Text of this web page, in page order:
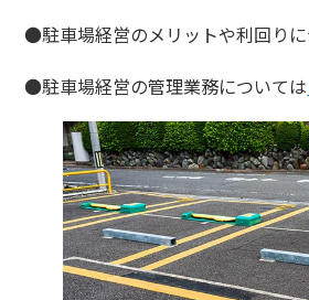
●駐車場経営のメリットや利回り
●駐車場経営の管理業務については